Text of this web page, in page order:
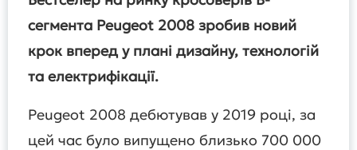
сегмента Peugeot 2008 зробив новий
крок вперед у плані дизайну, технологій
та електрифікації.
Peugeot 2008 дебютував у 2019 році, за
цей час було випущено близько 700 000